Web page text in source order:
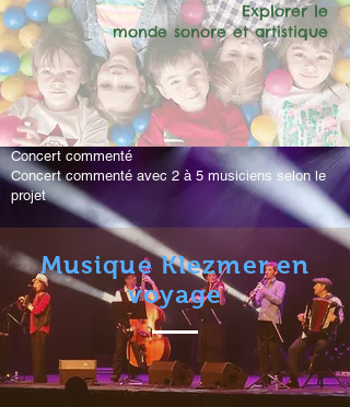
Explorer le
monde sonore et artistique
Concert commenté
Concert commenté avec 2 à 5 musiciens selon le
projet
Musique Klezmer en
voyage